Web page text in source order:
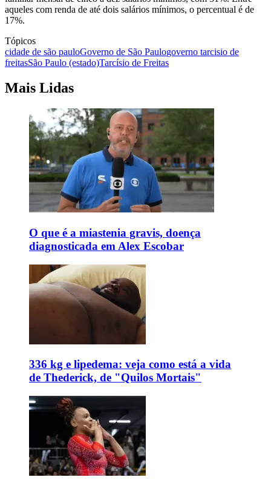
aqueles com renda de até dois salários mínimos, o percentual é de
17%.
Tópicos
cidade de são pauloGoverno de São Paulogoverno tarcisio de
freitasSão Paulo (estado)Tarcísio de Freitas
Mais Lidas
O que é a miastenia gravis, doença
diagnosticada em Alex Escobar
336 kg e lipedema: veja como está a vida
de Thederick, de "Quilos Mortais"